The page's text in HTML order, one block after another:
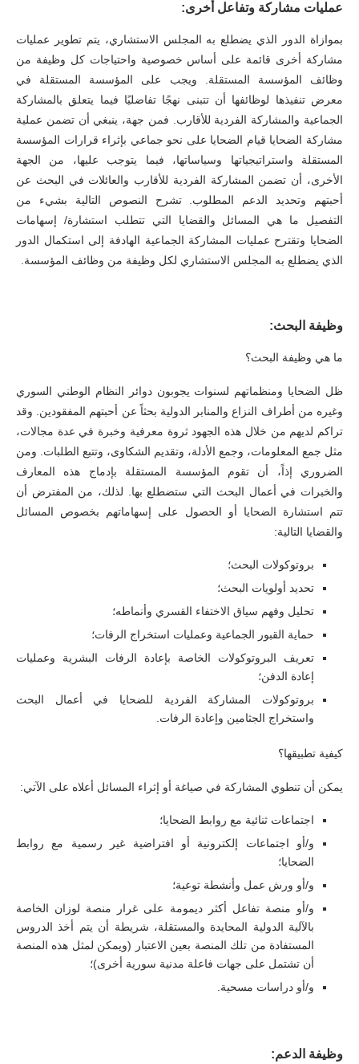
عمليات مشاركة وتفاعل أخرى:
بموازاة الدور الذي يضطلع به المجلس الاستشاري، يتم تطوير عمليات
مشاركة أخرى قائمة على أساس خصوصية واحتياجات كل وظيفة من
وظائف المؤسسة المستقلة. ويجب على المؤسسة المستقلة في
معرض تنفيذها لوظائفها أن تتبنى نهجًا تفاضليًا فيما يتعلق بالمشاركة
الجماعية والمشاركة الفردية للأقارب. فمن جهة، ينبغي أن تضمن عملية
مشاركة الضحايا قيام الضحايا على نحو جماعي بإثراء قرارات المؤسسة
المستقلة واستراتيجياتها وسياساتها، فيما يتوجب عليها، من الجهة
الأخرى، أن تضمن المشاركة الفردية للأقارب والعائلات في البحث عن
أحبتهم وتحديد الدعم المطلوب. تشرح النصوص التالية بشيء من
التفصيل ما هي المسائل والقضايا التي تتطلب استشارة/ إسهامات
الضحايا وتقترح عمليات المشاركة الجماعية الهادفة إلى استكمال الدور
الذي يضطلع به المجلس الاستشاري لكل وظيفة من وظائف المؤسسة.
وظيفة البحث:
ما هي وظيفة البحث؟
ظل الضحايا ومنظماتهم لسنوات يجوبون دوائر النظام الوطني السوري
وغيره من أطراف النزاع والمنابر الدولية بحثاً عن أحبتهم المفقودين. وقد
تراكم لديهم من خلال هذه الجهود ثروة معرفية وخبرة في عدة مجالات،
مثل جمع المعلومات، وجمع الأدلة، وتقديم الشكاوى، وتتبع الطلبات. ومن
الضروري إذاً، أن تقوم المؤسسة المستقلة بإدماج هذه المعارف
والخبرات في أعمال البحث التي ستضطلع بها. لذلك، من المفترض أن
تتم استشارة الضحايا أو الحصول على إسهاماتهم بخصوص المسائل
والقضايا التالية:
بروتوكولات البحث؛
تحديد أولويات البحث؛
تحليل وفهم سياق الاختفاء القسري وأنماطه؛
حماية القبور الجماعية وعمليات استخراج الرفات؛
تعريف البروتوكولات الخاصة بإعادة الرفات البشرية وعمليات
إعادة الدفن؛
بروتوكولات المشاركة الفردية للضحايا في أعمال البحث
واستخراج الجثامين وإعادة الرفات.
كيفية تطبيقها؟
يمكن أن تنطوي المشاركة في صياغة أو إثراء المسائل أعلاه على الآتي:
اجتماعات ثنائية مع روابط الضحايا؛
و/أو اجتماعات إلكترونية أو افتراضية غير رسمية مع روابط
الضحايا؛
و/أو ورش عمل وأنشطة توعية؛
و/أو منصة تفاعل أكثر ديمومة على غرار منصة لوزان الخاصة
بالآلية الدولية المحايدة والمستقلة، شريطة أن يتم أخذ الدروس
المستفادة من تلك المنصة بعين الاعتبار (ويمكن لمثل هذه المنصة
أن تشتمل على جهات فاعلة مدنية سورية أخرى)؛
و/أو دراسات مسحية.
وظيفة الدعم: